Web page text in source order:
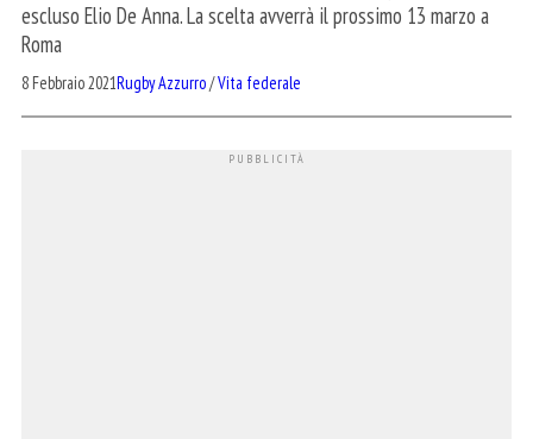
escluso Elio De Anna. La scelta avverrà il prossimo 13 marzo a
Roma
8 Febbraio 2021Rugby Azzurro/Vita federale